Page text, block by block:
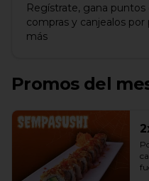
Regístrate, gana puntos
compras y canjealos
más
Promos del